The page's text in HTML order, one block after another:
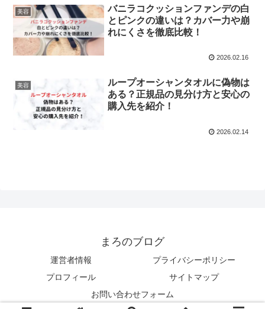
美容
バニラコクッションファンデの白
とピンクの違いは？カバー力や崩
れにくさを徹底比較！
2026.02.16
美容
ループオーシャンタオルに偽物は
ある？正規品の見分け方と安心の
購入先を紹介！
2026.02.14
まろのブログ
運営者情報
プライバシーポリシー
プロフィール
サイトマップ
お問い合わせフォーム